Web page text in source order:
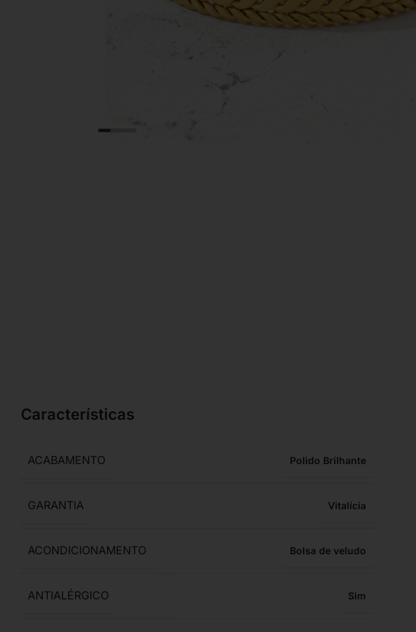
Características
ACABAMENTO Polido Brilhante
GARANTIA Vitalícia
ACONDICIONAMENTO Bolsa de veludo
ANTIALÉRGICO Sim